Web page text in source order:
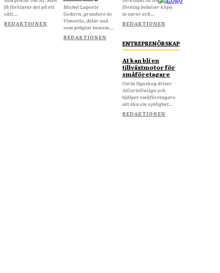
få förklarar det på ett
sätt...
REDAKTIONEN
Michel Laporte
Godorn, grundare av
Vimentis, delar vad
som präglar honom...
REDAKTIONEN
företag behöver köpa
in varor och...
REDAKTIONEN
ENTREPRENÖRSKAP
AI kan bli en
tillväxtmotor för
småföretagare
Carin Sigeskog driver
AiCarinDesign och
hjälper småföretagare
att öka sin synlighet...
REDAKTIONEN